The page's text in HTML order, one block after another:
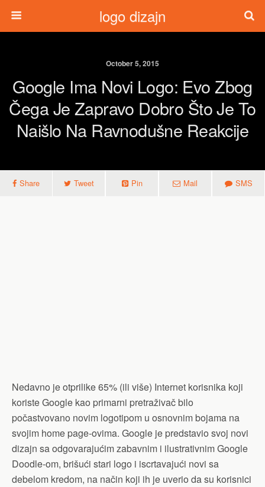
logo dizajn
October 5, 2015
Google Ima Novi Logo: Evo Zbog
Čega Je Zapravo Dobro Što Je To
Naišlo Na Ravnodušne Reakcije
Share Tweet Pin Mail SMS
Nedavno je otprilike 65% (ili više) Internet korisnika koji
koriste Google kao primarni pretraživač bilo
počastvovano novim logotipom u osnovnim bojama na
svojim home page-ovima. Google je predstavio svoj novi
dizajn sa odgovarajućim zabavnim i ilustrativnim Google
Doodle-om, brišući stari logo i iscrtavajući novi sa
debelom kredom, na način koji ih je uverio da su korisnici